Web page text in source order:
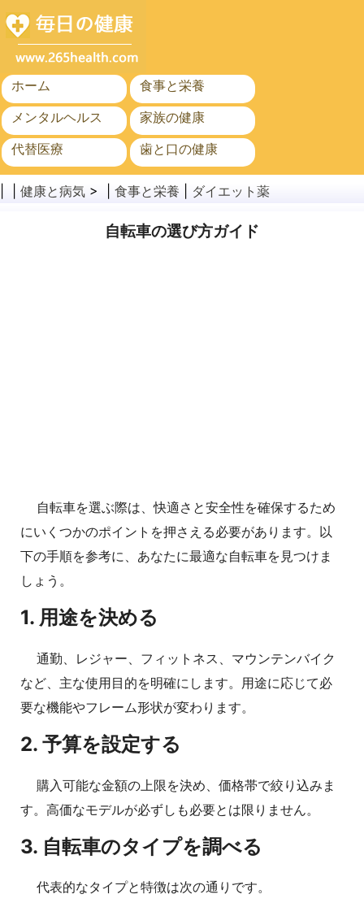
ホーム
食事と栄養
メンタルヘルス
家族の健康
代替医療
歯と口の健康
がん
公衆衛生
健康と病気 > | 食事と栄養 ダイエット薬
自転車の選び方ガイド
自転車を選ぶ際は、快適さと安全性を確保するため
にいくつかのポイントを押さえる必要があります。以
下の手順を参考に、あなたに最適な自転車を見つけま
しょう。
1. 用途を決める
通勤、レジャー、フィットネス、マウンテンバイク
など、主な使用目的を明確にします。用途に応じて必
要な機能やフレーム形状が変わります。
2. 予算を設定する
購入可能な金額の上限を決め、価格帯で絞り込みま
す。高価なモデルが必ずしも必要とは限りません。
3. 自転車のタイプを調べる
代表的なタイプと特徴は次の通りです。